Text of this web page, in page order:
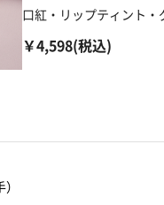
口紅・リップティント・
￥4,598(税込)